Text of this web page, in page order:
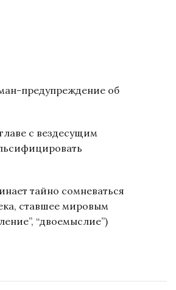
предупреждение об
с вездесущим
тайно сомневаться
ставшее мировым
“двоемыслие”)